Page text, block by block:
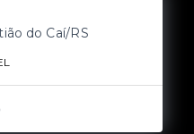
do Caí/RS